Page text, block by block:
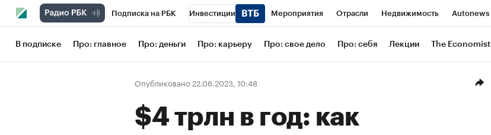
Подписка на РБК Инвестиции Мероприятия Отрасли Недвижимость Autonews
Школа управления РБК РБК Образование РБК Life Тренды Визионеры
Рынок наличной валюты
В подписке Про: главное Про: деньги Про: карьеру Про: свое дело Про: себя Лекции The Economist
Опубликовано 22.06.2023, 10:48
$4 трлн в год: как